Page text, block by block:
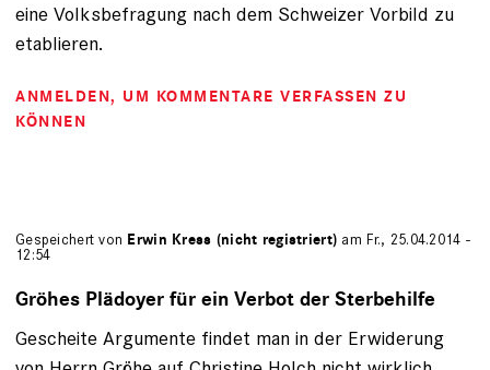
eine Volksbefragung nach dem Schweizer Vorbild zu
etablieren.
ANMELDEN, UM KOMMENTARE VERFASSEN ZU
KÖNNEN
Gespeichert von Erwin Kress (nicht registriert) am Fr., 25.04.2014 -
12:54
Gröhes Plädoyer für ein Verbot der Sterbehilfe
Gescheite Argumente findet man in der Erwiderung